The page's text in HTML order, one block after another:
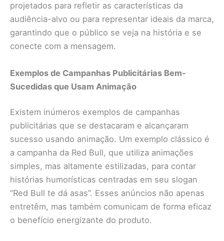
projetados para refletir as características da
audiência-alvo ou para representar ideais da marca,
garantindo que o público se veja na história e se
conecte com a mensagem.
Exemplos de Campanhas Publicitárias Bem-
Sucedidas que Usam Animação
Existem inúmeros exemplos de campanhas
publicitárias que se destacaram e alcançaram
sucesso usando animação. Um exemplo clássico é
a campanha da Red Bull, que utiliza animações
simples, mas altamente estilizadas, para contar
histórias humorísticas centradas em seu slogan
“Red Bull te dá asas”. Esses anúncios não apenas
entretêm, mas também comunicam de forma eficaz
o benefício energizante do produto.